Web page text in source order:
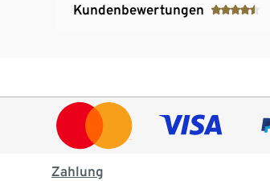
Kundenbewertungen
Zahlung